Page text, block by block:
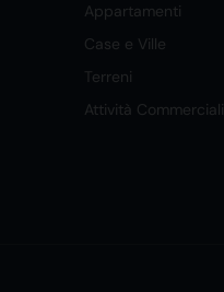
Appartamenti
Case e Ville
Terreni
Attività Commerciali